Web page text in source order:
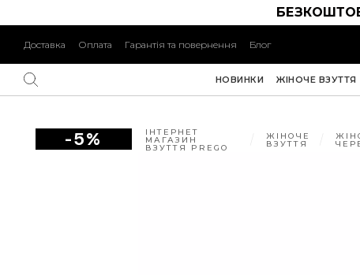
Доставка Оплата Гарантія та повернення Блог
НОВИНКИ ЖІНОЧЕ ВЗУТТЯ
-5% ІНТЕРНЕТ
МАГАЗИН
ВЗУТТЯ PREGO
ЖІНОЧЕ
ВЗУТТЯ